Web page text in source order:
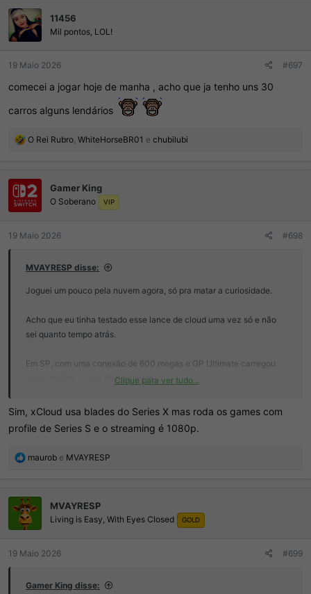
ç
õ
e
s
11456
Mil pontos, LOL!
19 Maio 2026 #697
comecei a jogar hoje de manha , acho que ja tenho uns 30
carros alguns lendários
R
ç
õ
e
s
O Rei Rubro, WhiteHorseBR01 e chubilubi
Gamer King
O Soberano VIP
19 Maio 2026 #698
MVAYRESP disse:
Joguei um pouco pela nuvem agora, só pra matar a curiosidade.
Acho que eu tinha testado esse lance de cloud uma vez só e não
sei quanto tempo atrás.
Em SP, com uma conexão de 600 megas e GP Ultimate carregou
muito rápido.. Coisa de segundos.
Mas me surpreendeu positivamente o serviço.
Povo da Mic vai ter que se esforçar muito pra vender console/pc
na mensalidade???
Mic mesmo criou um ótimo serviço, e agora que se vire pra ele não
Clique para ver tudo...
Sim, xCloud usa blades do Series X mas roda os games com
profile de Series S e o streaming é 1080p.
R
ç
õ
e
s
maurob e MVAYRESP
MVAYRESP
Living is Easy, With Eyes Closed GOLD
19 Maio 2026 #699
Gamer King disse: